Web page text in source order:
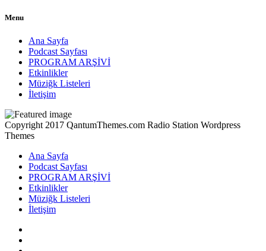
Menu
Ana Sayfa
Podcast Sayfası
PROGRAM ARŞİVİ
Etkinlikler
Müziğk Listeleri
İletişim
Copyright 2017 QantumThemes.com Radio Station Wordpress
Themes
Ana Sayfa
Podcast Sayfası
PROGRAM ARŞİVİ
Etkinlikler
Müziğk Listeleri
İletişim